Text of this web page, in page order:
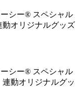
シー® スペシャル
オリジナルグッズ
シー® スペシャル
動オリジナルグッ